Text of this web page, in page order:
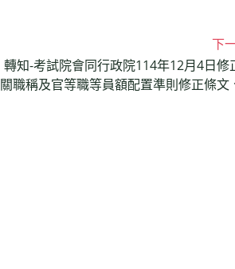
下
轉知-考試院會同行政院114年12月4日修
關職稱及官等職等員額配置準則修正條文